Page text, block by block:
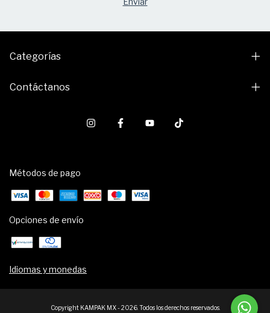
Categorías
Contáctanos
Métodos de pago
Opciones de envío
Idiomas y monedas
Copyright KAMPAK MX - 2026. Todos los derechos reservados.